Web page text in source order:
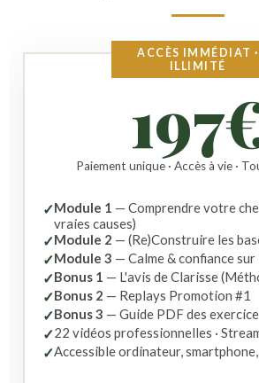
ACCÈS IMMÉDIAT ·
ILLIMITÉ
Paiement unique · Accès à vie ·
✓Module 1 — Comprendre votre
vraies causes)
✓Module 2 — (Re)Construire les
✓Module 3 — Calme & confiance sur
✓Bonus 1 — L'avis de Clarisse
✓Bonus 2 — Replays Promotion #1
✓Bonus 3 — Guide PDF des
✓22 vidéos professionnelles ·
✓Accessible ordinateur,